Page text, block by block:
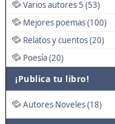
Varios autores 5 (53)
Mejores poemas (100)
Relatos y cuentos (20)
Poesía (20)
¡Publica tu libro!
Autores Noveles (18)